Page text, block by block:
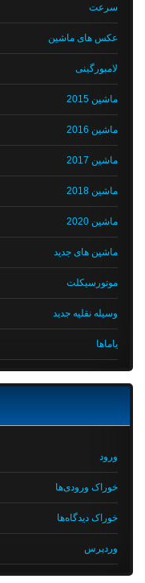
سرعت
عکس های ماشین
لامبورگینی
ماشین 2015
ماشین 2016
ماشین 2017
ماشین 2018
ماشین 2020
ماشین های جدید
موتورسیکلت
وسیله نقلیه جدید
یاماها
ورود
خوراک ورودی‌ها
خوراک دیدگاه‌ها
وردپرس